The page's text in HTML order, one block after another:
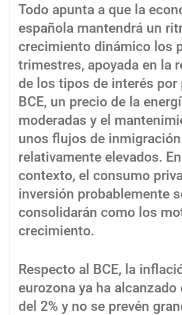
Todo apunta a que la
española mantendrá un
crecimiento dinámico los
trimestres, apoyada en la
de los tipos de interés por
BCE, un precio de la
moderadas y el
unos flujos de inmigración
relativamente elevados.
contexto, el consumo
inversión probablemente
consolidarán como los
crecimiento.
Respecto al BCE, la
eurozona ya ha alcanzado
del 2% y no se prevén